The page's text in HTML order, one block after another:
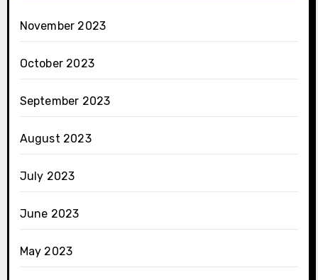
November 2023
October 2023
September 2023
August 2023
July 2023
June 2023
May 2023